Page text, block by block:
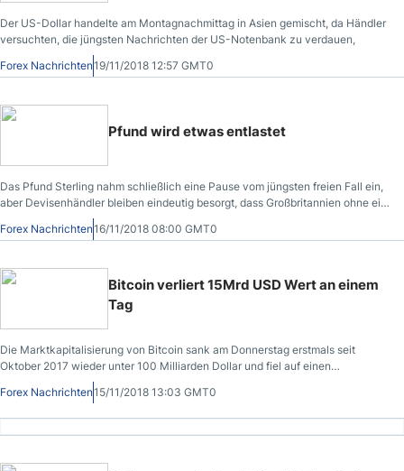
Der US-Dollar handelte am Montagnachmittag in Asien gemischt, da Händler
versuchten, die jüngsten Nachrichten der US-Notenbank zu verdauen,
Forex Nachrichten19/11/2018 12:57 GMT0
Pfund wird etwas entlastet
Das Pfund Sterling nahm schließlich eine Pause vom jüngsten freien Fall ein,
aber Devisenhändler bleiben eindeutig besorgt, dass Großbritannien ohne ein
Brexit-Abkommen am 29. März 2019 enden könnte.
Forex Nachrichten16/11/2018 08:00 GMT0
Bitcoin verliert 15Mrd USD Wert an einem
Tag
Die Marktkapitalisierung von Bitcoin sank am Donnerstag erstmals seit
Oktober 2017 wieder unter 100 Milliarden Dollar und fiel auf einen
Tiefststand von 97.554.227.588 Dollar, bevor sie wieder rückgängig gemacht
wurde.
Forex Nachrichten15/11/2018 13:03 GMT0